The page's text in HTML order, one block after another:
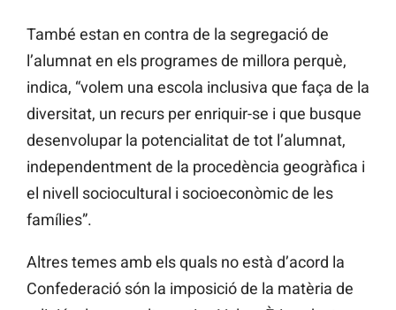
També estan en contra de la segregació de
l’alumnat en els programes de millora perquè,
indica, “volem una escola inclusiva que faça de la
diversitat, un recurs per enriquir-se i que busque
desenvolupar la potencialitat de tot l’alumnat,
independentment de la procedència geogràfica i
el nivell sociocultural i socioeconòmic de les
famílies”.
Altres temes amb els quals no està d’acord la
Confederació són la imposició de la matèria de